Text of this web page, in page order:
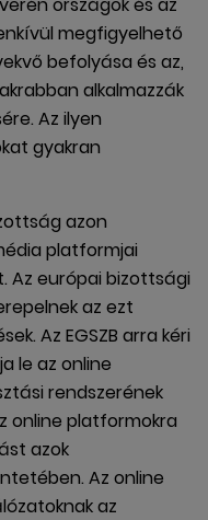
megfigyelhető
befolyása és az,
alkalmazzák
Az ilyen
gyakran
azon
platformjai
Az európai bizottsági
az ezt
Az EGSZB arra kéri
le az online
rendszerének
online platformokra
azok
Az online
az